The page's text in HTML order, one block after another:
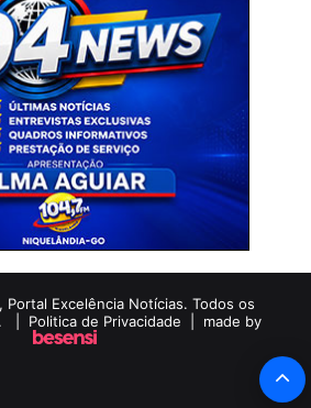
Excelência Notícias. Todos os
| Politica de Privacidade | made by